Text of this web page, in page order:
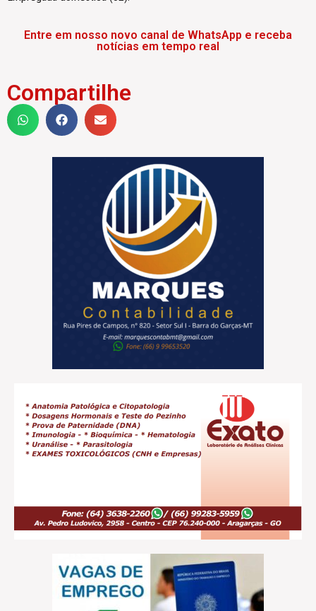
Entre em nosso novo canal de WhatsApp e receba
notícias em tempo real
Compartilhe